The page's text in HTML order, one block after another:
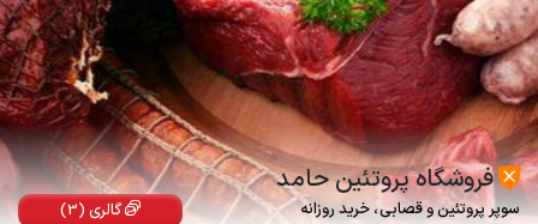
فروشگاه پروتئین حامد
سوپر پروتئین و قصابی خرید روزانه گالری (3)